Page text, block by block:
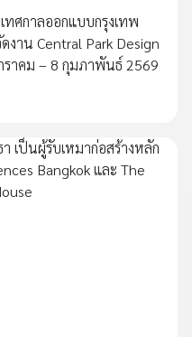
ทศกาลออกแบบกรุงเทพ
งาน Central Park Design
ราคม – 8 กุมภาพันธ์ 2569